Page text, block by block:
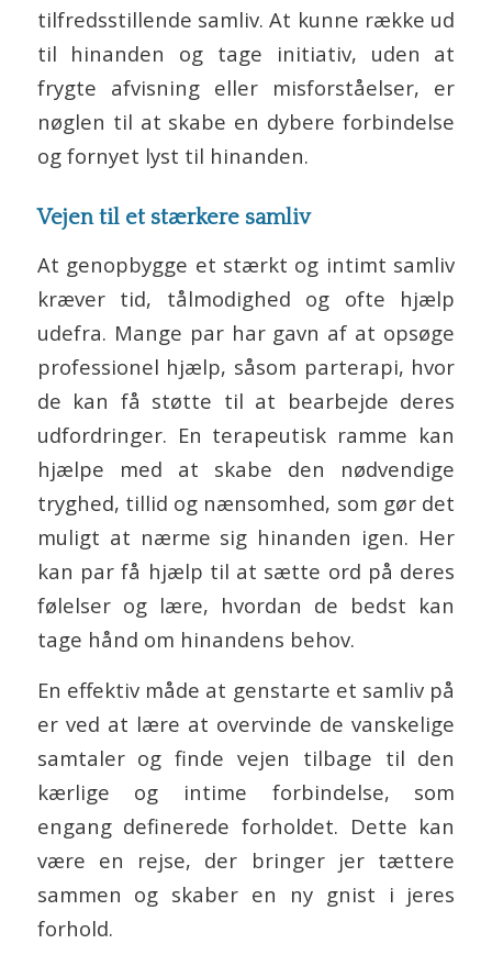
tilfredsstillende samliv. At kunne række ud
til hinanden og tage initiativ, uden at
frygte afvisning eller misforståelser, er
nøglen til at skabe en dybere forbindelse
og fornyet lyst til hinanden.
Vejen til et stærkere samliv
At genopbygge et stærkt og intimt samliv
kræver tid, tålmodighed og ofte hjælp
udefra. Mange par har gavn af at opsøge
professionel hjælp, såsom parterapi, hvor
de kan få støtte til at bearbejde deres
udfordringer. En terapeutisk ramme kan
hjælpe med at skabe den nødvendige
tryghed, tillid og nænsomhed, som gør det
muligt at nærme sig hinanden igen. Her
kan par få hjælp til at sætte ord på deres
følelser og lære, hvordan de bedst kan
tage hånd om hinandens behov.
En effektiv måde at genstarte et samliv på
er ved at lære at overvinde de vanskelige
samtaler og finde vejen tilbage til den
kærlige og intime forbindelse, som
engang definerede forholdet. Dette kan
være en rejse, der bringer jer tættere
sammen og skaber en ny gnist i jeres
forhold.